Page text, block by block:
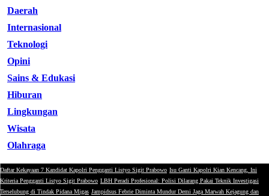
Daerah
Internasional
Teknologi
Opini
Sains & Edukasi
Hiburan
Lingkungan
Wisata
Olahraga
Daftar Kekayaan 7 Kandidat Kapolri Pengganti Listyo Sigit Prabowo Isu Ganti Kapolri Kian Kencang, Ini
Kriteria Pengganti Listyo Sigit Prabowo LBH Peradi Profesional: Polisi Dilarang Pakai Teknik Investigasi
Terselubung di Tindak Pidana Migas Jampidsus Febrie Diminta Mundur Demi Jaga Marwah Kejagung dan
Ekonomi